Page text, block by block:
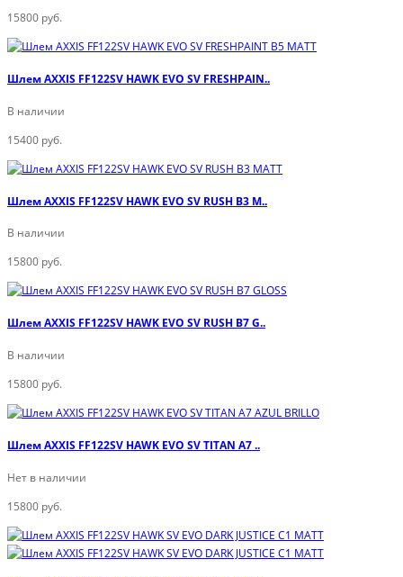
15800 руб.
Шлем AXXIS FF122SV HAWK EVO SV FRESHPAIN..
В наличии
15400 руб.
Шлем AXXIS FF122SV HAWK EVO SV RUSH B3 M..
В наличии
15800 руб.
Шлем AXXIS FF122SV HAWK EVO SV RUSH B7 G..
В наличии
15800 руб.
Шлем AXXIS FF122SV HAWK EVO SV TITAN A7 ..
Нет в наличии
15800 руб.